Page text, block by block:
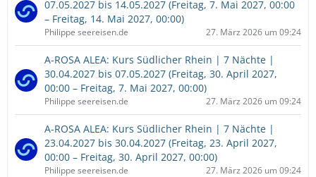
07.05.2027 bis 14.05.2027 (Freitag, 7. Mai 2027, 00:00
– Freitag, 14. Mai 2027, 00:00)
Philippe seereisen.de 27. März 2026 um 09:24
A-ROSA ALEA: Kurs Südlicher Rhein | 7 Nächte |
30.04.2027 bis 07.05.2027 (Freitag, 30. April 2027,
00:00 – Freitag, 7. Mai 2027, 00:00)
Philippe seereisen.de 27. März 2026 um 09:24
A-ROSA ALEA: Kurs Südlicher Rhein | 7 Nächte |
23.04.2027 bis 30.04.2027 (Freitag, 23. April 2027,
00:00 – Freitag, 30. April 2027, 00:00)
Philippe seereisen.de 27. März 2026 um 09:24